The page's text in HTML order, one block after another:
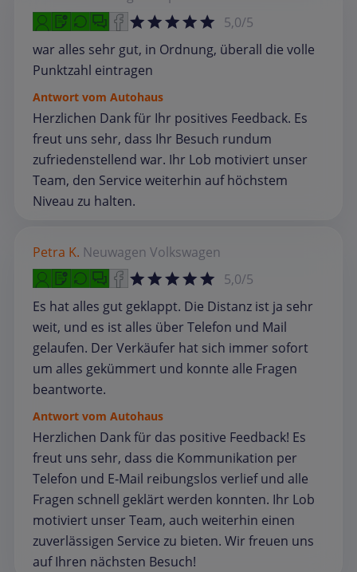
5,0/5
war alles sehr gut, in Ordnung, überall die volle
Punktzahl eintragen
Antwort vom Autohaus
Herzlichen Dank für Ihr positives Feedback. Es
freut uns sehr, dass Ihr Besuch rundum
zufriedenstellend war. Ihr Lob motiviert unser
Team, den Service weiterhin auf höchstem
Niveau zu halten.
Petra K. Neuwagen Volkswagen
5,0/5
Es hat alles gut geklappt. Die Distanz ist ja sehr
weit, und es ist alles über Telefon und Mail
gelaufen. Der Verkäufer hat sich immer sofort
um alles gekümmert und konnte alle Fragen
beantworte.
Antwort vom Autohaus
Herzlichen Dank für das positive Feedback! Es
freut uns sehr, dass die Kommunikation per
Telefon und E‑Mail reibungslos verlief und alle
Fragen schnell geklärt werden konnten. Ihr Lob
motiviert unser Team, auch weiterhin einen
zuverlässigen Service zu bieten. Wir freuen uns
auf Ihren nächsten Besuch!